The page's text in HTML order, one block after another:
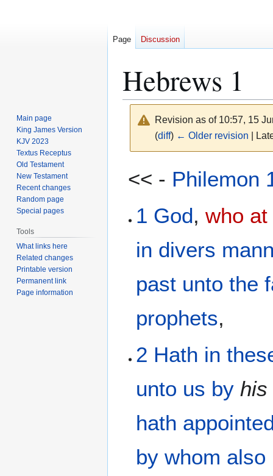
Hebrews 1
Revision as of 10:57, 15
(diff) ← Older revision |
toto<< - Philemon
1 God,who
in divers
past unto the
prophets,
2 Hath in
unto us by his
hath
by whom also
Page Discussion
Main page
King James Version
KJV 2023
Textus Receptus
Old Testament
New Testament
Recent changes
Random page
Special pages
Tools
What links here
Related changes
Printable version
Permanent link
Page information